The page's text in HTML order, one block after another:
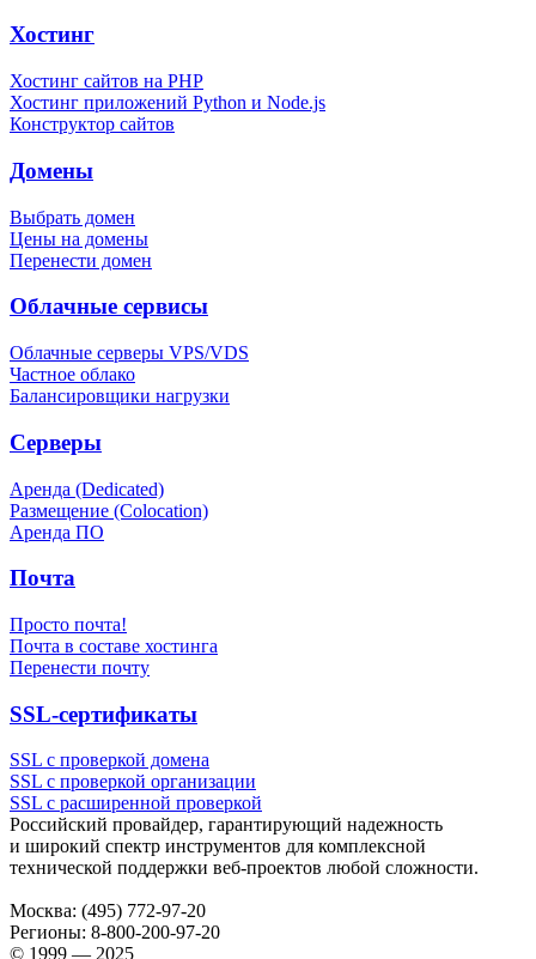
Хостинг
Хостинг сайтов на PHP
Хостинг приложений Python и Node.js
Конструктор сайтов
Домены
Выбрать домен
Цены на домены
Перенести домен
Облачные сервисы
Облачные серверы VPS/VDS
Частное облако
Балансировщики нагрузки
Серверы
Аренда (Dedicated)
Размещение (Colocation)
Аренда ПО
Почта
Просто почта!
Почта в составе хостинга
Перенести почту
SSL-сертификаты
SSL с проверкой домена
SSL с проверкой организации
SSL с расширенной проверкой
Российский провайдер, гарантирующий надежность
и широкий спектр инструментов для комплексной
технической поддержки веб-проектов любой сложности.
Москва: (495) 772-97-20
Регионы: 8-800-200-97-20
© 1999 — 2025